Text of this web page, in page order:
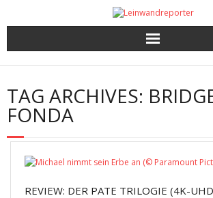
Kritiken
Filme und Serien nach Punkten
Gewinnspiele
TAG ARCHIVES:
FONDA
REVIEW: DER PATE TRILOGIE (4K-